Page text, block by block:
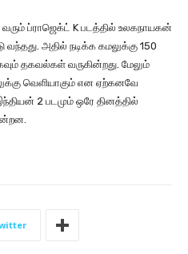
வரும் ப்ராஜெக்ட் K படத்தில் உலகநாயகன்
அதில் நடிக்க கமலுக்கு 150
தகவல்கள் வருகின்றது. மேலும்
வெளியாகும் என ஏற்கனவே
2 படமும் ஒரே தினத்தில்